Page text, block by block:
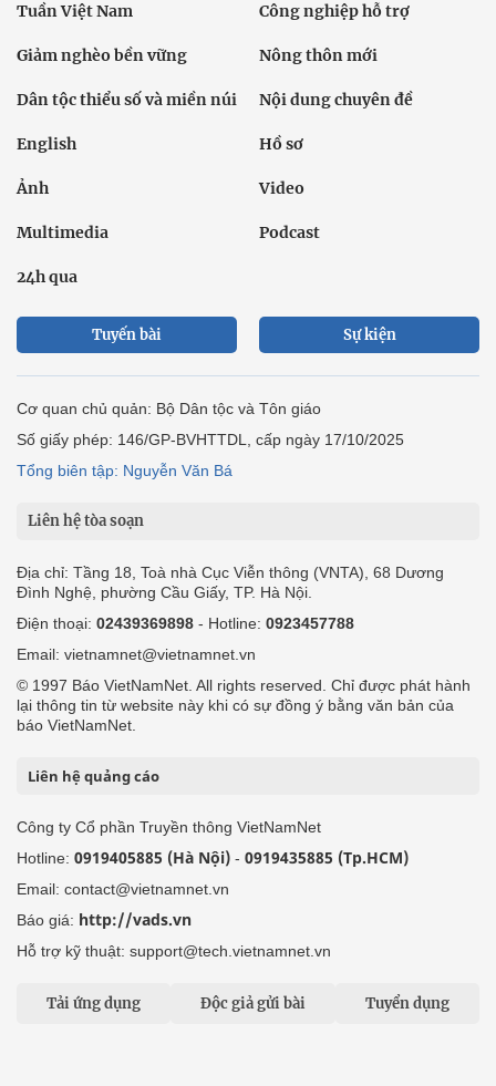
Tuần Việt Nam Công nghiệp hỗ trợ
Giảm nghèo bền vững Nông thôn mới
Dân tộc thiểu số và miền núi Nội dung chuyên đề
English Hồ sơ
Ảnh Video
Multimedia Podcast
24h qua
Tuyến bài Sự kiện
Cơ quan chủ quản: Bộ Dân tộc và Tôn giáo
Số giấy phép: 146/GP-BVHTTDL, cấp ngày 17/10/2025
Tổng biên tập: Nguyễn Văn Bá
Liên hệ tòa soạn
Địa chỉ: Tầng 18, Toà nhà Cục Viễn thông (VNTA), 68 Dương
Đình Nghệ, phường Cầu Giấy, TP. Hà Nội.
Điện thoại: 02439369898 - Hotline: 0923457788
Email: vietnamnet@vietnamnet.vn
© 1997 Báo VietNamNet. All rights reserved. Chỉ được phát hành
lại thông tin từ website này khi có sự đồng ý bằng văn bản của
báo VietNamNet.
Liên hệ quảng cáo
Công ty Cổ phần Truyền thông VietNamNet
Hotline: 0919405885 (Hà Nội) - 0919435885 (Tp.HCM)
Email: contact@vietnamnet.vn
Báo giá: http://vads.vn
Hỗ trợ kỹ thuật: support@tech.vietnamnet.vn
Tải ứng dụng Độc giả gửi bài Tuyển dụng